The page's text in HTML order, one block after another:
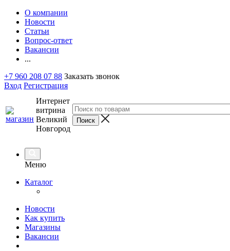
О компании
Новости
Статьи
Вопрос-ответ
Вакансии
...
+7 960 208 07 88 Заказать звонок
Вход Регистрация
Интернет
витрина
Великий
Новгород
Меню
Каталог
Новости
Как купить
Магазины
Вакансии